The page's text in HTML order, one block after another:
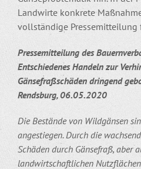
Landwirte konkrete
vollständige Pressemitteilung
Pressemitteilung des
Entschiedenes Handeln zur
Gänsefraßschäden dringend
Rendsburg, 06.05.2020
Die Bestände von Wildgänsen
angestiegen. Durch die
Schäden durch Gänsefraß, aber
landwirtschaftlichen